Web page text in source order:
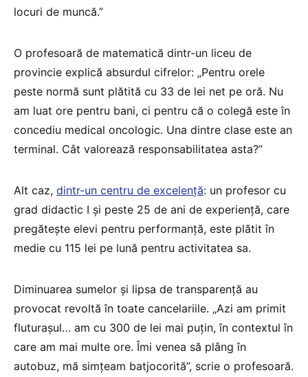
locuri de muncă.”
O profesoară de matematică dintr-un liceu de
provincie explică absurdul cifrelor: „Pentru orele
peste normă sunt plătită cu 33 de lei net pe oră. Nu
am luat ore pentru bani, ci pentru că o colegă este în
concediu medical oncologic. Una dintre clase este an
terminal. Cât valorează responsabilitatea asta?”
Alt caz, dintr-un centru de excelență: un profesor cu
grad didactic I și peste 25 de ani de experiență, care
pregătește elevi pentru performanță, este plătit în
medie cu 115 lei pe lună pentru activitatea sa.
Diminuarea sumelor și lipsa de transparență au
provocat revoltă în toate cancelariile. „Azi am primit
fluturașul… am cu 300 de lei mai puțin, în contextul în
care am mai multe ore. Îmi venea să plâng în
autobuz, mă simțeam batjocorită”, scrie o profesoară.